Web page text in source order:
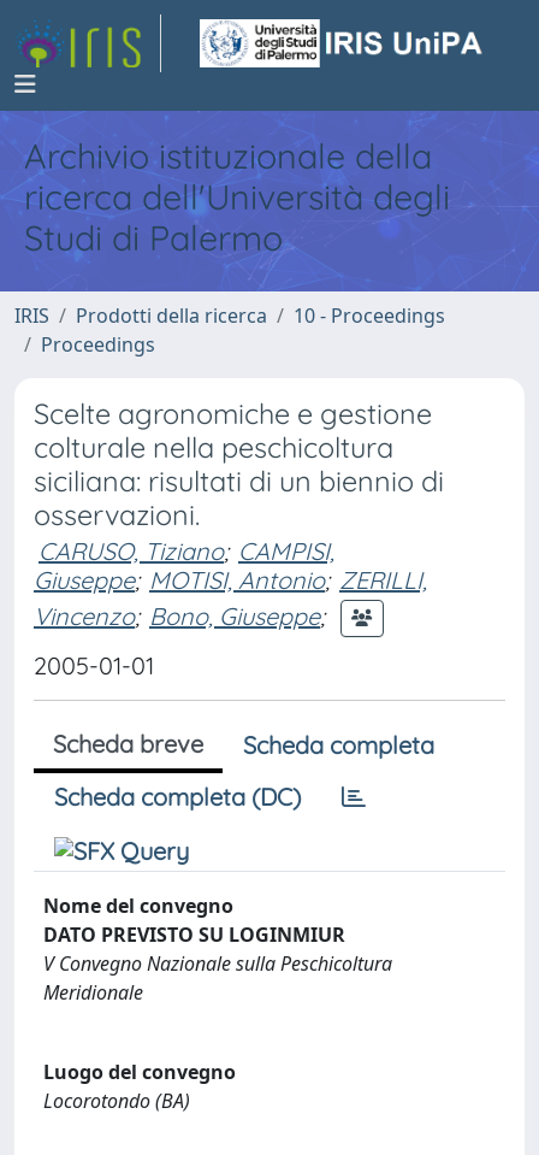
Archivio istituzionale della
ricerca dell'Università degli
Studi di Palermo
IRIS Prodotti della ricerca
10 - Proceedings
Proceedings
Scelte agronomiche e gestione
colturale nella peschicoltura
siciliana: risultati di un biennio di
osservazioni.
CARUSO, Tiziano; CAMPISI,
Giuseppe; MOTISI, Antonio; ZERILLI,
Vincenzo; Bono, Giuseppe;
2005-01-01
Scheda breve
Scheda completa
Scheda completa (DC)
Nome del convegno
DATO PREVISTO SU LOGINMIUR
V Convegno Nazionale sulla Peschicoltura
Meridionale
Luogo del convegno
Locorotondo (BA)